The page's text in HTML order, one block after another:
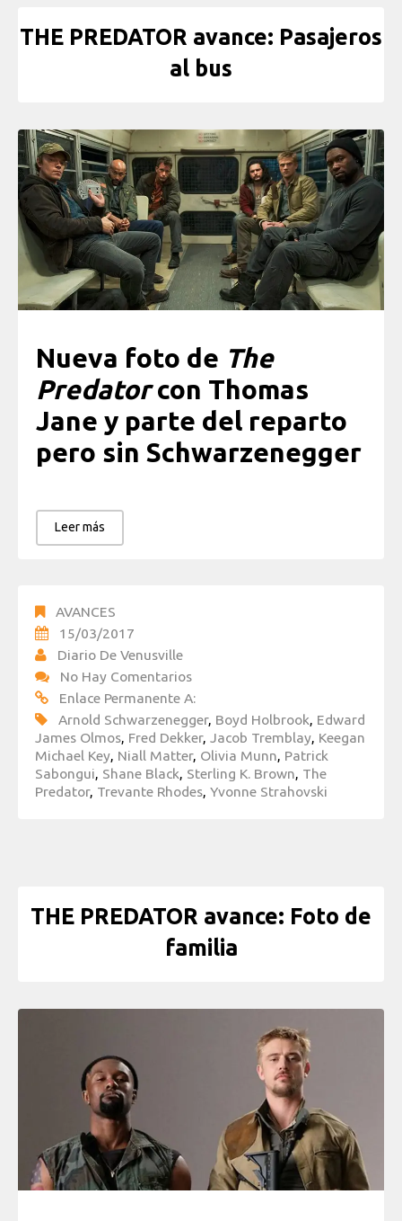
THE PREDATOR avance: Pasajeros
al bus
Nueva foto de The
Predatorcon Thomas
Jane y parte del reparto
pero sin Schwarzenegger
Leer más
AVANCES
15/03/2017
Diario De Venusville
No Hay Comentarios
Enlace Permanente A:
Arnold Schwarzenegger, Boyd Holbrook, Edward
James Olmos, Fred Dekker, Jacob Tremblay, Keegan
Michael Key, Niall Matter, Olivia Munn, Patrick
Sabongui, Shane Black, Sterling K. Brown, The
Predator, Trevante Rhodes, Yvonne Strahovski
THE PREDATOR avance: Foto de
familia